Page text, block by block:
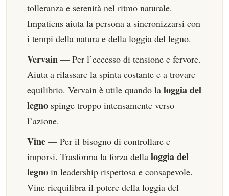
tolleranza e serenità nel ritmo naturale.
Impatiens aiuta la persona a sincronizzarsi con
i tempi della natura e della loggia del legno.
Vervain — Per l’eccesso di tensione e fervore.
Aiuta a rilassare la spinta costante e a trovare
equilibrio. Vervain è utile quando la loggia del
legno spinge troppo intensamente verso
l’azione.
Vine — Per il bisogno di controllare e
imporsi. Trasforma la forza della loggia del
legno in leadership rispettosa e consapevole.
Vine riequilibra il potere della loggia del